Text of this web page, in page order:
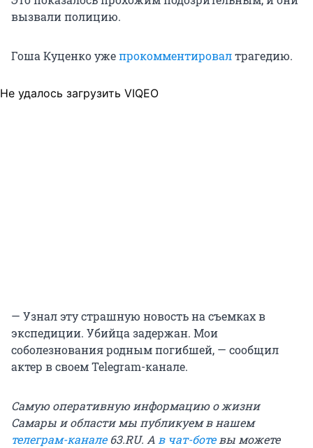
вызвали полицию.
Гоша Куценко ужепрокомментировалтрагедию.
Не удалось загрузить VIQEO
— Узнал эту страшную новость на съемках в
экспедиции. Убийца задержан. Мои
соболезнования родным погибшей, — сообщил
актер в своем Telegram-канале.
Самую оперативную информацию о жизни
Самары и области мы публикуем в нашем
телеграм-канале63.RU. А в чат-ботевы можете